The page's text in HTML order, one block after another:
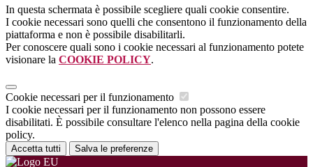
In questa schermata è possibile scegliere quali cookie consentire.
I cookie necessari sono quelli che consentono il funzionamento della
piattaforma e non è possibile disabilitarli.
Per conoscere quali sono i cookie necessari al funzionamento potete
visionare la COOKIE POLICY.
Cookie necessari per il funzionamento
I cookie necessari per il funzionamento non possono essere
disabilitati. È possibile consultare l'elenco nella pagina della cookie
policy.
Accetta tutti Salva le preferenze